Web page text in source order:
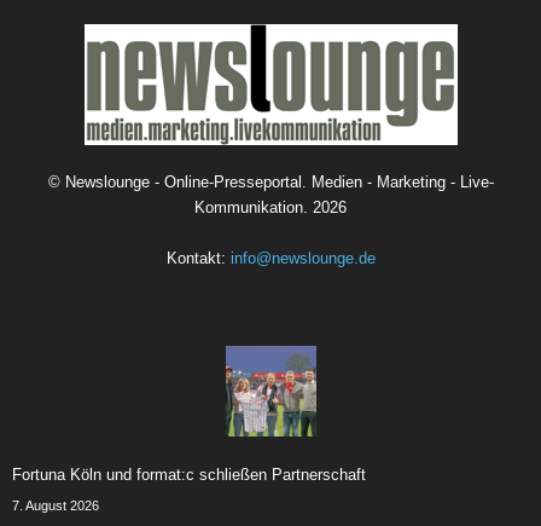
© Newslounge - Online-Presseportal. Medien - Marketing - Live-
Kommunikation. 2026
Kontakt: info@newslounge.de
Fortuna Köln und format:c schließen Partnerschaft
7. August 2026